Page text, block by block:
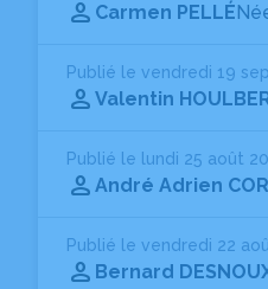
Carmen PELLÉ
Publié le vendredi 19
Valentin
Publié le lundi 25 août
André Adrien
Publié le vendredi 22
Bernard